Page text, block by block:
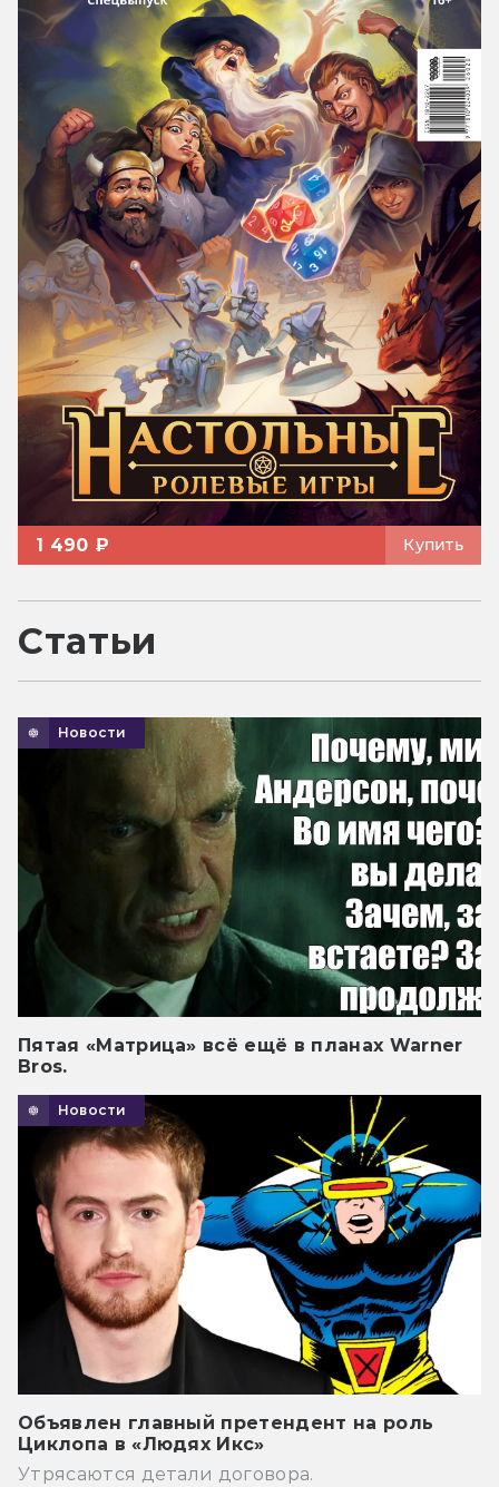
1 490 ₽ Купить
Статьи
Новости
Пятая «Матрица» всё ещё в планах Warner
Bros.
Новости
Объявлен главный претендент на роль
Циклопа в «Людях Икс»
Утрясаются детали договора.